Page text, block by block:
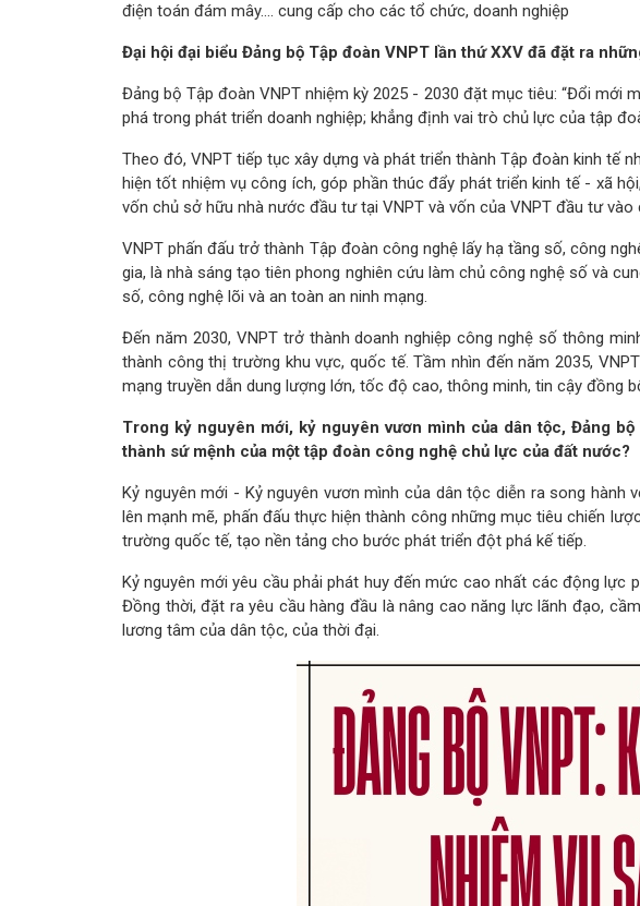
điện toán đám mây…. cung cấp cho các tổ chức, doanh nghiệp
Đại hội đại biểu Đảng bộ Tập đoàn VNPT lần thứ XXV đã đặt ra
Đảng bộ Tập đoàn VNPT nhiệm kỳ 2025 - 2030 đặt mục tiêu: “Đổi mới
phá trong phát triển doanh nghiệp; khẳng định vai trò chủ lực của tập
Theo đó, VNPT tiếp tục xây dựng và phát triển thành Tập đoàn kinh tế
hiện tốt nhiệm vụ công ích, góp phần thúc đẩy phát triển kinh tế - xã
vốn chủ sở hữu nhà nước đầu tư tại VNPT và vốn của VNPT đầu tư vào
VNPT phấn đấu trở thành Tập đoàn công nghệ lấy hạ tầng số, công
gia, là nhà sáng tạo tiên phong nghiên cứu làm chủ công nghệ số và
số, công nghệ lõi và an toàn an ninh mạng.
Đến năm 2030, VNPT trở thành doanh nghiệp công nghệ số thông
thành công thị trường khu vực, quốc tế. Tầm nhìn đến năm 2035,
mạng truyền dẫn dung lượng lớn, tốc độ cao, thông minh, tin cậy đồng
Trong kỷ nguyên mới, kỷ nguyên vươn mình của dân tộc, Đảng
thành sứ mệnh của một tập đoàn công nghệ chủ lực của đất nước?
Kỷ nguyên mới - Kỷ nguyên vươn mình của dân tộc diễn ra song
lên mạnh mẽ, phấn đấu thực hiện thành công những mục tiêu chiến
trường quốc tế, tạo nền tảng cho bước phát triển đột phá kế tiếp.
Kỷ nguyên mới yêu cầu phải phát huy đến mức cao nhất các động
Đồng thời, đặt ra yêu cầu hàng đầu là nâng cao năng lực lãnh đạo,
lương tâm của dân tộc, của thời đại.